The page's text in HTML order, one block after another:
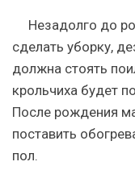
Незадолго до
сделать уборку,
должна стоять
крольчиха будет
После рождения
поставить
пол.